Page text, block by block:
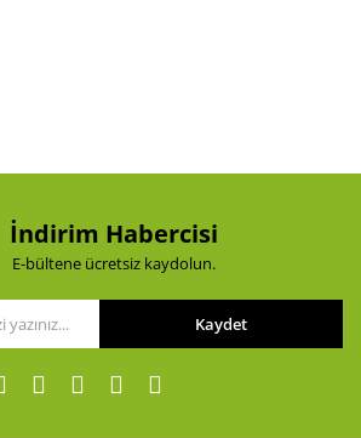
İndirim Habercisi
E-bültene ücretsiz kaydolun.
Kaydet